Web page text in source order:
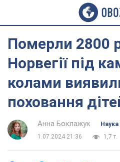
Померли 2800
Норвегії під
колами
поховання
Анна Боклажук
1.07.2024 21:36
1,7 т.